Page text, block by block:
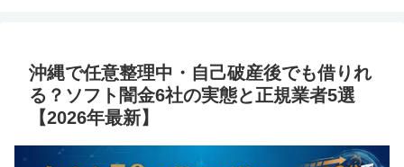
沖縄で任意整理中・自己破産後でも借りれ
る？ソフト闇金6社の実態と正規業者5選
【2026年最新】